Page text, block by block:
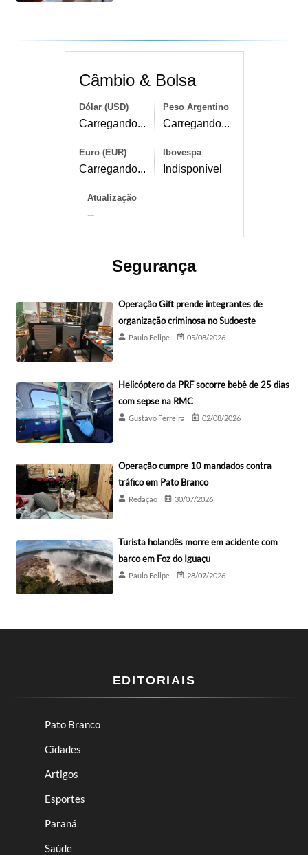
Câmbio & Bolsa
Dólar (USD)
Carregando...
Peso Argentino
Carregando...
Euro (EUR)
Carregando...
Ibovespa
Indisponível
Atualização
--
Segurança
Operação Gift prende integrantes de
organização criminosa no Sudoeste
Paulo Felipe 05/08/2026
Helicóptero da PRF socorre bebê de 25 dias
com sepse na RMC
Gustavo Ferreira 02/08/2026
Operação cumpre 10 mandados contra
tráfico em Pato Branco
Redação 30/07/2026
Turista holandês morre em acidente com
barco em Foz do Iguaçu
Paulo Felipe 28/07/2026
EDITORIAIS
Pato Branco
Cidades
Artigos
Esportes
Paraná
Saúde